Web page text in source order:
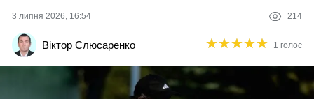
Різне
3 липня 2026, 16:54 214
Віктор Слюсаренко ★★★★★
★★★★★ 1 голос